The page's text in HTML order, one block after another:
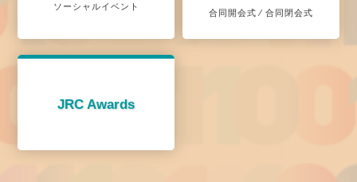
ソーシャルイベント
合同開会式 ⁄ 合同閉会式
JRC Awards